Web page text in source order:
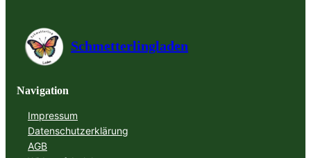
Schmetterlingladen
Navigation
Impressum
Datenschutzerklärung
AGB